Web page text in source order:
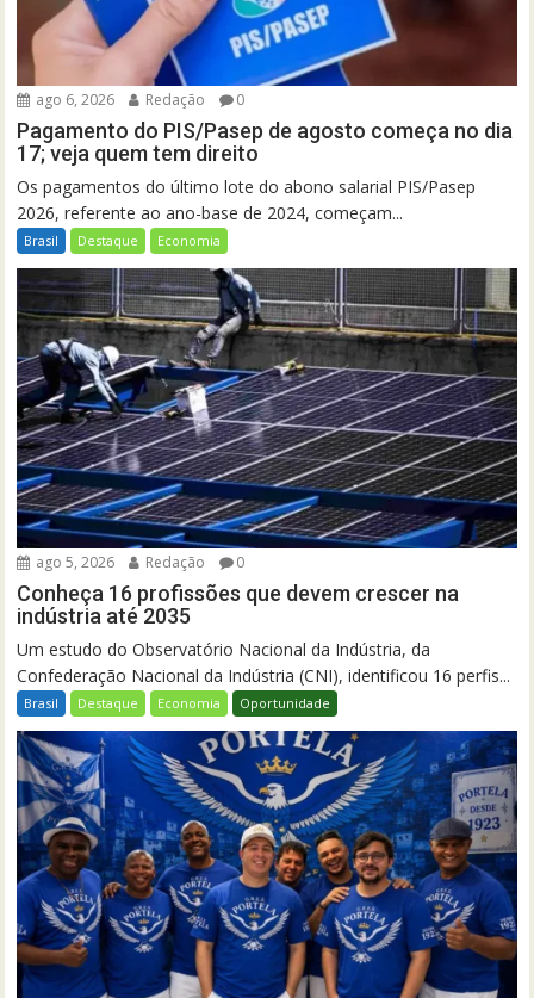
ago 6, 2026 Redação 0
Pagamento do PIS/Pasep de agosto começa no dia
17; veja quem tem direito
Os pagamentos do último lote do abono salarial PIS/Pasep
2026, referente ao ano-base de 2024, começam...
Brasil Destaque Economia
ago 5, 2026 Redação 0
Conheça 16 profissões que devem crescer na
indústria até 2035
Um estudo do Observatório Nacional da Indústria, da
Confederação Nacional da Indústria (CNI), identificou 16 perfis...
Brasil Destaque Economia Oportunidade